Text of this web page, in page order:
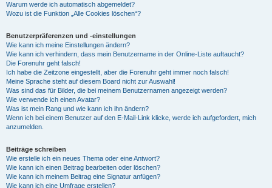
Warum werde ich automatisch abgemeldet?
Wozu ist die Funktion „Alle Cookies löschen“?
Benutzerpräferenzen und -einstellungen
Wie kann ich meine Einstellungen ändern?
Wie kann ich verhindern, dass mein Benutzername in der Online-Liste auftaucht?
Die Forenuhr geht falsch!
Ich habe die Zeitzone eingestellt, aber die Forenuhr geht immer noch falsch!
Meine Sprache steht auf diesem Board nicht zur Auswahl!
Was sind das für Bilder, die bei meinem Benutzernamen angezeigt werden?
Wie verwende ich einen Avatar?
Was ist mein Rang und wie kann ich ihn ändern?
Wenn ich bei einem Benutzer auf den E-Mail-Link klicke, werde ich aufgefordert, mich
anzumelden.
Beiträge schreiben
Wie erstelle ich ein neues Thema oder eine Antwort?
Wie kann ich einen Beitrag bearbeiten oder löschen?
Wie kann ich meinem Beitrag eine Signatur anfügen?
Wie kann ich eine Umfrage erstellen?